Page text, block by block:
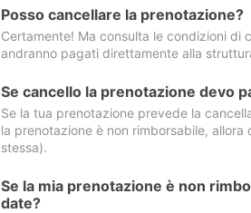
Posso cancellare la prenotazione?
Certamente! Ma consulta le condizioni di
andranno pagati direttamente alla
Se cancello la prenotazione devo
Se la tua prenotazione prevede la
la prenotazione è non rimborsabile,
stessa).
Se la mia prenotazione è non
date?